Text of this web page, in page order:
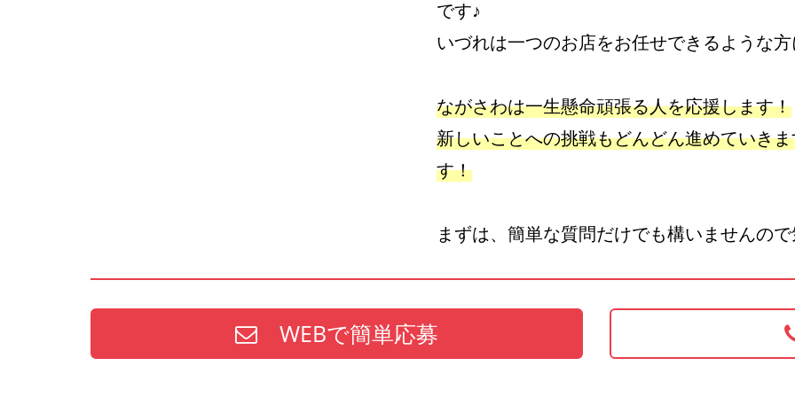
です♪
いづれは一つのお店をお任せできるような
ながさわは一生懸命頑張る人を応援します！
新しいことへの挑戦もどんどん進めていき
す！
まずは、簡単な質問だけでも構いませんの
WEBで簡単応募